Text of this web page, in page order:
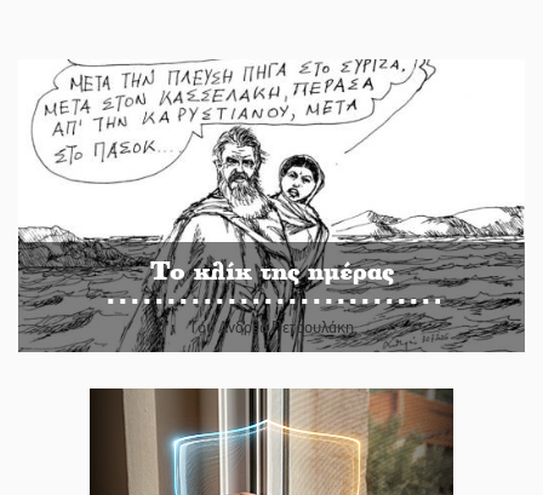
Το κλίκ της ημέρας
Του Ανδρέα Πετρουλάκη